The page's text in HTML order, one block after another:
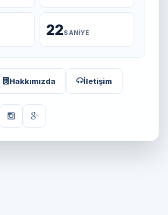
22SANIYE
Hakkımızda İletişim